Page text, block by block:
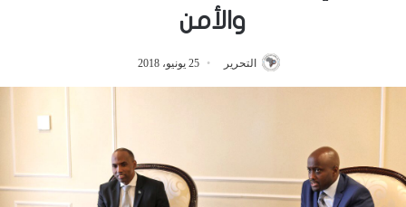
والأمن
التحرير 25 يونيو، 2018